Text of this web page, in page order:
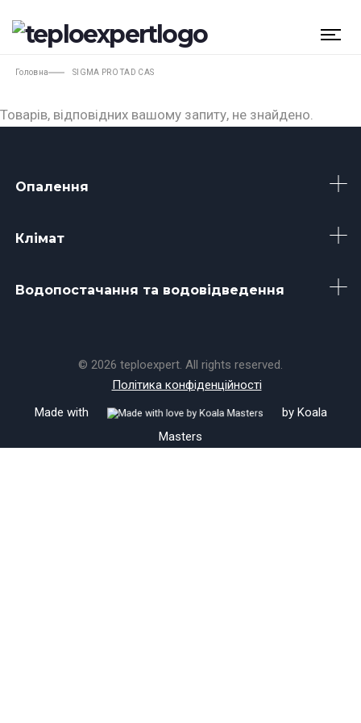
Головна SIGMA PRO TAD CAS
Товарів, відповідних вашому запиту, не знайдено.
Опалення
Клімат
Водопостачання та водовідведення
© 2026 teploexpert. All rights reserved.
Політика конфіденційності
Made with
by Koala
Masters